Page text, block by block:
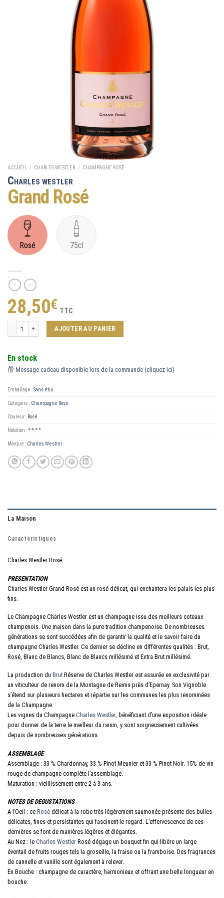
ACCUEIL / CHARLES WESTLER / CHAMPAGNE ROSÉ
C HARLES WESTLER
Grand Rosé
Rosé 75cl
28,50€ TTC
quantité de Grand RoséAJOUTER AU PANIER
En stock
Message cadeau disponible lors de la commande (cliquez ici)
Emballage :Sans étui
Catégorie : Champagne Rosé
Couleur : Rosé
Notation :* * * *
Marque : Charles Westler
La Maison
Caractéristiques
Charles Westler Rosé
PRESENTATION
Charles Westler Grand Rosé est un rosé délicat, qui enchantera les palais les plus
fins.
Le Champagne Charles Westler est un champagne issu des meilleurs coteaux
champenois. Une maison dans la pure tradition champenoise. De nombreuses
générations se sont succédées afin de garantir la qualité et le savoir faire du
champagne Charles Westler. Ce dernier se décline en différentes qualités : Brut,
Rosé, Blanc de Blancs, Blanc de Blancs millésimé et Extra Brut millésimé.
La production du Brut Réserve de Charles Westler est assurée en exclusivité par
un viticulteur de renom de la Montagne de Reims près d’Epernay. Son Vignoble
s’étend sur plusieurs hectares et répartie sur les communes les plus renommées
de la Champagne.
Les vignes du Champagne Charles Westler, bénéficiant d’une exposition idéale
pour donner de la terre le meilleur du raisin, y sont soigneusement cultivées
depuis de nombreuses générations.
ASSEMBLAGE
Assemblage : 33 % Chardonnay, 33 % Pinot Meunier et 33 % Pinot Noir. 15% de vin
rouge de champagne complète l’assemblage.
Maturation : vieillissement entre 2 à 3 ans.
NOTES DE DEGUSTATIONS
A l’Oeil : ce Rosé délicat à la robe très légèrement saumonée présente des bulles
délicates, fines et persistantes qui fascinent le regard. L’effervescence de ces
dernières se font de manières légères et élégantes.
Au Nez : le Charles Westler Rosé dégage un bouquet fin qui libère un large
éventail de fruits rouges tels la groseille, la fraise ou la framboise. Des fragrances
de cannelle et vanille sont également à relever.
En Bouche : champagne de caractère, harmonieux et offrant une belle longueur en
bouche.